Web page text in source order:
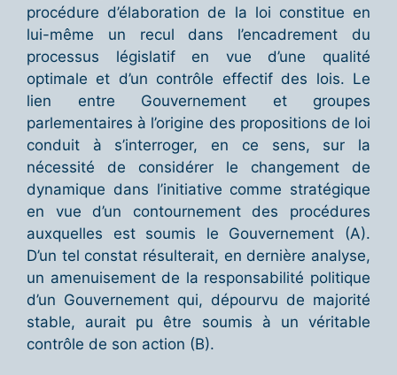
procédure d’élaboration de la loi constitue en
lui-même un recul dans l’encadrement du
processus législatif en vue d’une qualité
optimale et d’un contrôle effectif des lois. Le
lien entre Gouvernement et groupes
parlementaires à l’origine des propositions de loi
conduit à s’interroger, en ce sens, sur la
nécessité de considérer le changement de
dynamique dans l’initiative comme stratégique
en vue d’un contournement des procédures
auxquelles est soumis le Gouvernement (A).
D’un tel constat résulterait, en dernière analyse,
un amenuisement de la responsabilité politique
d’un Gouvernement qui, dépourvu de majorité
stable, aurait pu être soumis à un véritable
contrôle de son action (B).